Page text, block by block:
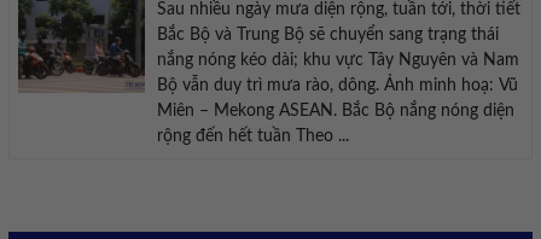
Sau nhiều ngày mưa diện rộng, tuần tới, thời tiết
Bắc Bộ và Trung Bộ sẽ chuyển sang trạng thái
nắng nóng kéo dài; khu vực Tây Nguyên và Nam
Bộ vẫn duy trì mưa rào, dông. Ảnh minh hoạ: Vũ
Miên – Mekong ASEAN. Bắc Bộ nắng nóng diện
rộng đến hết tuần Theo ...